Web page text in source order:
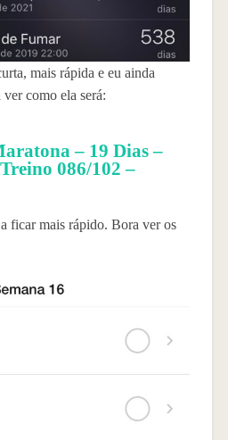
mais rápida e eu ainda
como ela será:
– 19 Dias –
086/102 –
ficar mais rápido. Bora ver os